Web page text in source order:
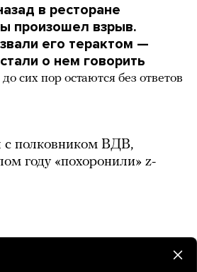
в ресторане
произошел взрыв.
его терактом —
о нем говорить
сих пор остаются без ответов
с полковником ВДВ,
году «похоронили» z-
города. Что это